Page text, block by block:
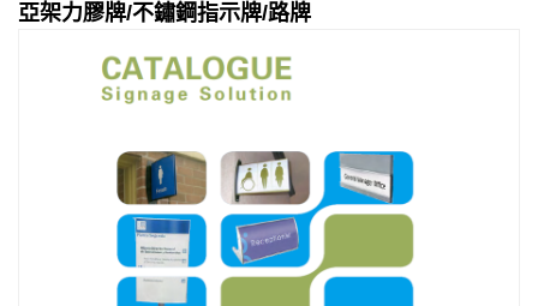
亞架力膠牌/不鏽鋼指示牌/路牌